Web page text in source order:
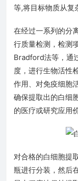
等,将目标物质从复
在经过一系列的分
行质量检测，检测
Bradford法等，通
度，进行生物活性
作用、对免疫细胞
确保提取出的白细
的医疗或研究应用价
对合格的白细胞提
瓶进行分装，然后